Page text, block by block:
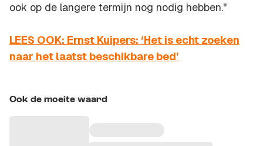
ook op de langere termijn nog nodig hebben."
LEES OOK: Ernst Kuipers: ‘Het is echt zoeken
naar het laatst beschikbare bed’
Ook de moeite waard